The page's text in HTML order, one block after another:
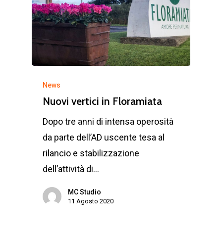
News
Nuovi vertici in Floramiata
Dopo tre anni di intensa operosità
da parte dell’AD uscente tesa al
rilancio e stabilizzazione
dell’attività di…
MC Studio
11 Agosto 2020